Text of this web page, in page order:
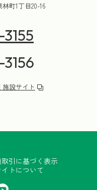
町1丁目20-16
施設サイト
引に基づく表示
イトについて